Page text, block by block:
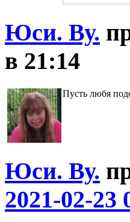
Юси. Ву.
в 21:14
Пусть любя
Юси. Ву.
2021-02-23